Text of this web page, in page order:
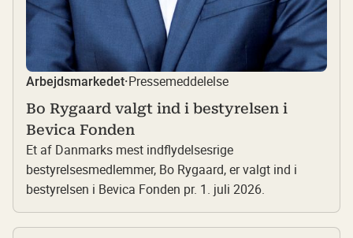
Arbejdsmarkedet·Pressemeddelelse
Bo Rygaard valgt ind i bestyrelsen i
Bevica Fonden
Et af Danmarks mest indflydelsesrige
bestyrelsesmedlemmer, Bo Rygaard, er valgt ind i
bestyrelsen i Bevica Fonden pr. 1. juli 2026.